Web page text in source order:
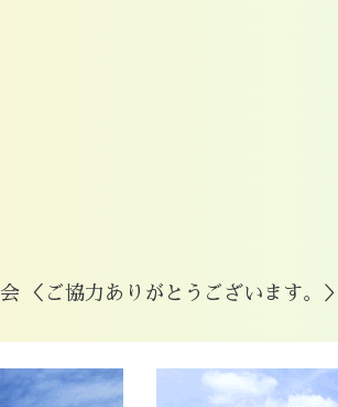
＜ご協力ありがとうございます。＞